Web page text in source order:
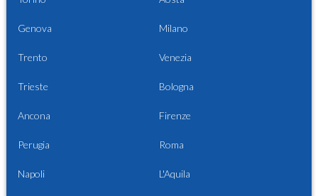
Genova Milano
Trento Venezia
Trieste Bologna
Ancona Firenze
Perugia Roma
Napoli L'Aquila